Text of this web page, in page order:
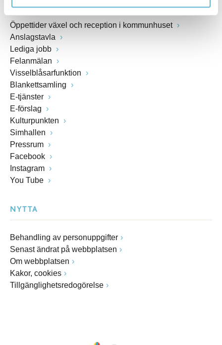
Öppettider växel och reception i kommunhuset
Anslagstavla
Lediga jobb
Felanmälan
Visselblåsarfunktion
Blankettsamling
E-tjänster
E-förslag
Kulturpunkten
Simhallen
Pressrum
Facebook
Instagram
You Tube
NYTTA
Behandling av personuppgifter
Senast ändrat på webbplatsen
Om webbplatsen
Kakor, cookies
Tillgänglighetsredogörelse